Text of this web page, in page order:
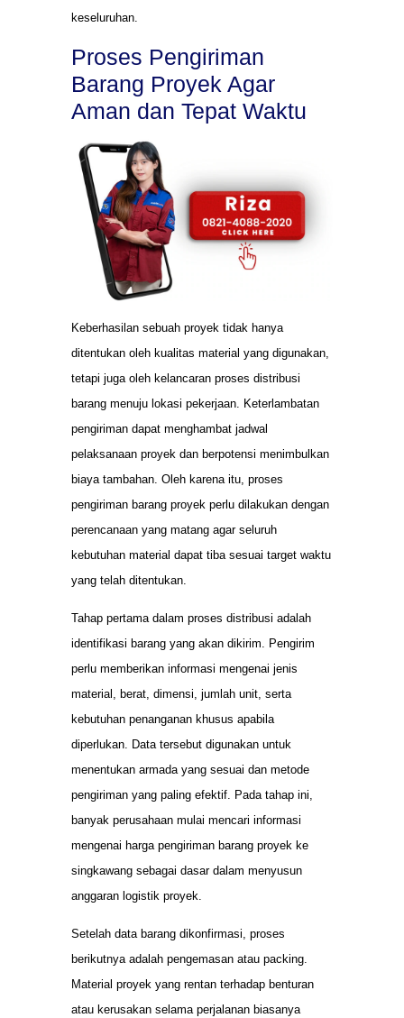
keseluruhan.
Proses Pengiriman
Barang Proyek Agar
Aman dan Tepat Waktu
Keberhasilan sebuah proyek tidak hanya
ditentukan oleh kualitas material yang digunakan,
tetapi juga oleh kelancaran proses distribusi
barang menuju lokasi pekerjaan. Keterlambatan
pengiriman dapat menghambat jadwal
pelaksanaan proyek dan berpotensi menimbulkan
biaya tambahan. Oleh karena itu, proses
pengiriman barang proyek perlu dilakukan dengan
perencanaan yang matang agar seluruh
kebutuhan material dapat tiba sesuai target waktu
yang telah ditentukan.
Tahap pertama dalam proses distribusi adalah
identifikasi barang yang akan dikirim. Pengirim
perlu memberikan informasi mengenai jenis
material, berat, dimensi, jumlah unit, serta
kebutuhan penanganan khusus apabila
diperlukan. Data tersebut digunakan untuk
menentukan armada yang sesuai dan metode
pengiriman yang paling efektif. Pada tahap ini,
banyak perusahaan mulai mencari informasi
mengenai harga pengiriman barang proyek ke
singkawang sebagai dasar dalam menyusun
anggaran logistik proyek.
Setelah data barang dikonfirmasi, proses
berikutnya adalah pengemasan atau packing.
Material proyek yang rentan terhadap benturan
atau kerusakan selama perjalanan biasanya